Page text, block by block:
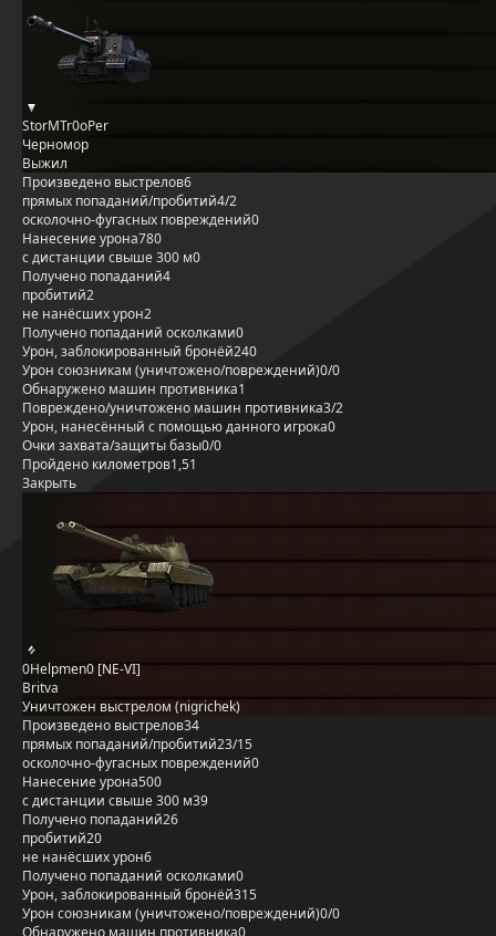
StorMTr0oPer
Черномор
Выжил
Произведено выстрелов6
прямых попаданий/пробитий4/2
осколочно-фугасных повреждений0
Нанесение урона780
с дистанции свыше 300 м0
Получено попаданий4
пробитий2
не нанёсших урон2
Получено попаданий осколками0
Урон, заблокированный бронёй240
Урон союзникам (уничтожено/повреждений)0/0
Обнаружено машин противника1
Повреждено/уничтожено машин противника3/2
Урон, нанесённый с помощью данного игрока0
Очки захвата/защиты базы0/0
Пройдено километров1,51
Закрыть
0Helpmen0 [NE-VI]
Britva
Уничтожен выстрелом (nigrichek)
Произведено выстрелов34
прямых попаданий/пробитий23/15
осколочно-фугасных повреждений0
Нанесение урона500
с дистанции свыше 300 м39
Получено попаданий26
пробитий20
не нанёсших урон6
Получено попаданий осколками0
Урон, заблокированный бронёй315
Урон союзникам (уничтожено/повреждений)0/0
Обнаружено машин противника0